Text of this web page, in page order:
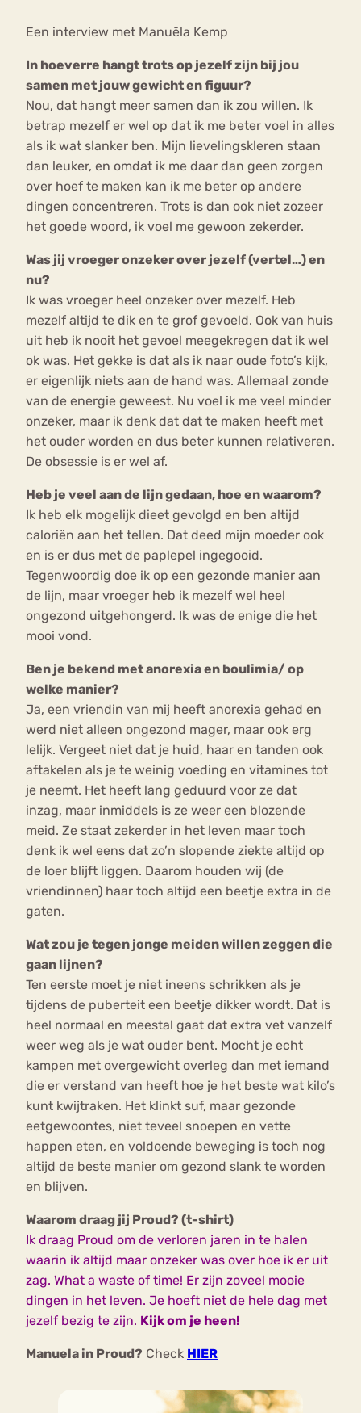
Een interview met Manuëla Kemp
In hoeverre hangt trots op jezelf zijn bij jou
samen met jouw gewicht en figuur?
Nou, dat hangt meer samen dan ik zou willen. Ik
betrap mezelf er wel op dat ik me beter voel in alles
als ik wat slanker ben. Mijn lievelingskleren staan
dan leuker, en omdat ik me daar dan geen zorgen
over hoef te maken kan ik me beter op andere
dingen concentreren. Trots is dan ook niet zozeer
het goede woord, ik voel me gewoon zekerder.
Was jij vroeger onzeker over jezelf (vertel…) en
nu?
Ik was vroeger heel onzeker over mezelf. Heb
mezelf altijd te dik en te grof gevoeld. Ook van huis
uit heb ik nooit het gevoel meegekregen dat ik wel
ok was. Het gekke is dat als ik naar oude foto’s kijk,
er eigenlijk niets aan de hand was. Allemaal zonde
van de energie geweest. Nu voel ik me veel minder
onzeker, maar ik denk dat dat te maken heeft met
het ouder worden en dus beter kunnen relativeren.
De obsessie is er wel af.
Heb je veel aan de lijn gedaan, hoe en waarom?
Ik heb elk mogelijk dieet gevolgd en ben altijd
caloriën aan het tellen. Dat deed mijn moeder ook
en is er dus met de paplepel ingegooid.
Tegenwoordig doe ik op een gezonde manier aan
de lijn, maar vroeger heb ik mezelf wel heel
ongezond uitgehongerd. Ik was de enige die het
mooi vond.
Ben je bekend met anorexia en boulimia/ op
welke manier?
Ja, een vriendin van mij heeft anorexia gehad en
werd niet alleen ongezond mager, maar ook erg
lelijk. Vergeet niet dat je huid, haar en tanden ook
aftakelen als je te weinig voeding en vitamines tot
je neemt. Het heeft lang geduurd voor ze dat
inzag, maar inmiddels is ze weer een blozende
meid. Ze staat zekerder in het leven maar toch
denk ik wel eens dat zo’n slopende ziekte altijd op
de loer blijft liggen. Daarom houden wij (de
vriendinnen) haar toch altijd een beetje extra in de
gaten.
Wat zou je tegen jonge meiden willen zeggen die
gaan lijnen?
Ten eerste moet je niet ineens schrikken als je
tijdens de puberteit een beetje dikker wordt. Dat is
heel normaal en meestal gaat dat extra vet vanzelf
weer weg als je wat ouder bent. Mocht je echt
kampen met overgewicht overleg dan met iemand
die er verstand van heeft hoe je het beste wat kilo’s
kunt kwijtraken. Het klinkt suf, maar gezonde
eetgewoontes, niet teveel snoepen en vette
happen eten, en voldoende beweging is toch nog
altijd de beste manier om gezond slank te worden
en blijven.
Waarom draag jij Proud? (t-shirt)
Ik draag Proud om de verloren jaren in te halen
waarin ik altijd maar onzeker was over hoe ik er uit
zag. What a waste of time! Er zijn zoveel mooie
dingen in het leven. Je hoeft niet de hele dag met
jezelf bezig te zijn. Kijk om je heen!
Manuela in Proud? Check HIER
Forum
mia
Nerv
osa
Eetstoornis Anorexia Nervosa
Eetbuien Piekeren Sport
Trauma
Orthorexia
Afvallen Angst